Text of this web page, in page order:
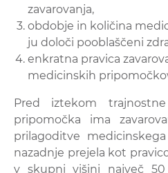
zavarovanja,
obdobje in količina
ju določi pooblaščeni
enkratna pravica
medicinskih
Pred iztekom
pripomočka ima
prilagoditve
nazadnje prejela kot
v skupni višini največ